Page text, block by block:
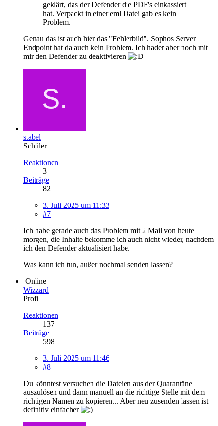
geklärt, das der Defender die PDF's einkassiert
hat. Verpackt in einer eml Datei gab es kein
Problem.
Genau das ist auch hier das "Fehlerbild". Sophos Server
Endpoint hat da auch kein Problem. Ich hader aber noch mit
mir den Defender zu deaktivieren
s.abel
Schüler
Reaktionen
3
Beiträge
82
3. Juli 2025 um 11:33
#7
Ich habe gerade auch das Problem mit 2 Mail von heute
morgen, die Inhalte bekomme ich auch nicht wieder, nachdem
ich den Defender aktualisiert habe.
Was kann ich tun, außer nochmal senden lassen?
Online
Wizzard
Profi
Reaktionen
137
Beiträge
598
3. Juli 2025 um 11:46
#8
Du könntest versuchen die Dateien aus der Quarantäne
auszulösen und dann manuell an die richtige Stelle mit dem
richtigen Namen zu kopieren... Aber neu zusenden lassen ist
definitiv einfacher